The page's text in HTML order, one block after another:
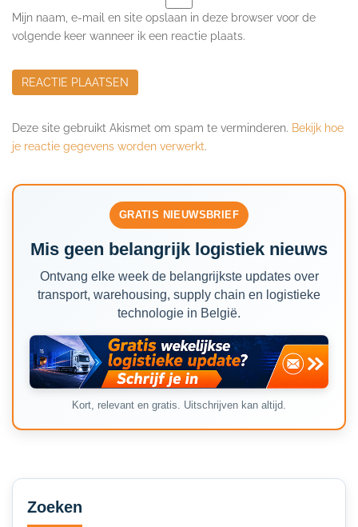
Mijn naam, e-mail en site opslaan in deze browser voor de
volgende keer wanneer ik een reactie plaats.
Deze site gebruikt Akismet om spam te verminderen. Bekijk hoe
je reactie gegevens worden verwerkt.
GRATIS NIEUWSBRIEF
Mis geen belangrijk logistiek nieuws
Ontvang elke week de belangrijkste updates over
transport, warehousing, supply chain en logistieke
technologie in België.
Kort, relevant en gratis. Uitschrijven kan altijd.
Secondary
Sidebar
Zoeken